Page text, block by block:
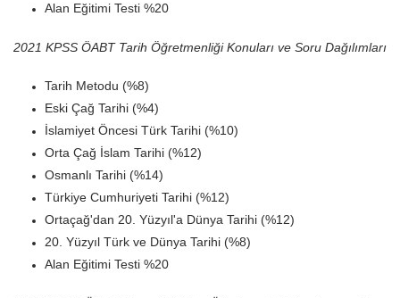
Alan Eğitimi Testi %20
2021 KPSS ÖABT Tarih Öğretmenliği Konuları ve Soru Dağılımları
Tarih Metodu (%8)
Eski Çağ Tarihi (%4)
İslamiyet Öncesi Türk Tarihi (%10)
Orta Çağ İslam Tarihi (%12)
Osmanlı Tarihi (%14)
Türkiye Cumhuriyeti Tarihi (%12)
Ortaçağ'dan 20. Yüzyıl'a Dünya Tarihi (%12)
20. Yüzyıl Türk ve Dünya Tarihi (%8)
Alan Eğitimi Testi %20